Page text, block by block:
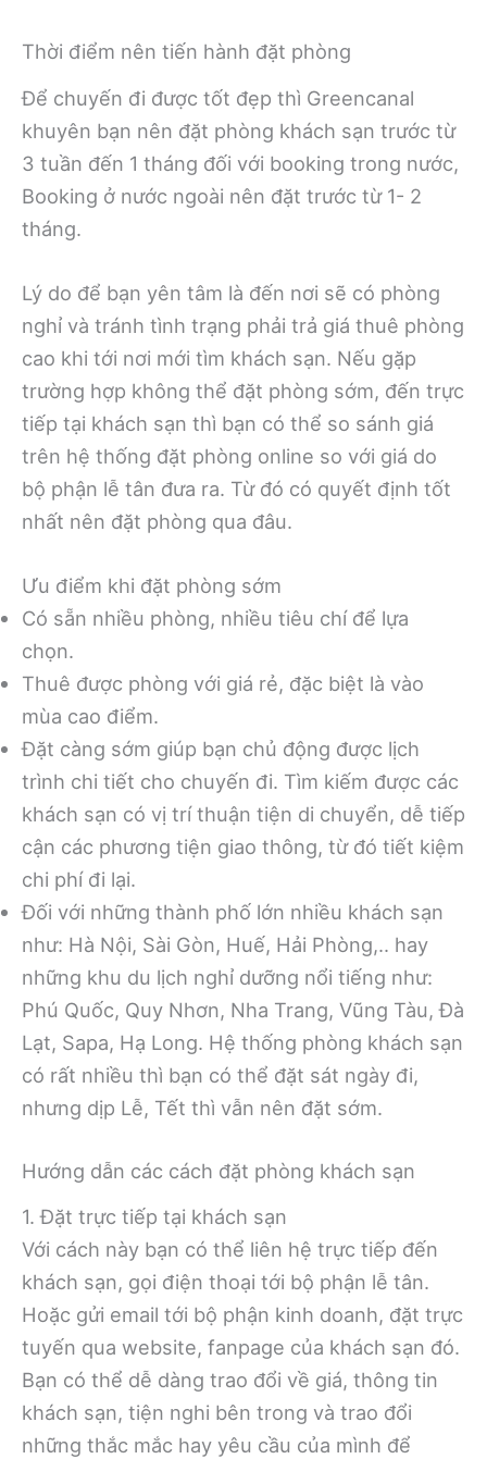
Thời điểm nên tiến hành đặt phòng
Để chuyến đi được tốt đẹp thì Greencanal
khuyên bạn nên đặt phòng khách sạn trước từ
3 tuần đến 1 tháng đối với booking trong nước,
Booking ở nước ngoài nên đặt trước từ 1- 2
tháng.
Lý do để bạn yên tâm là đến nơi sẽ có phòng
nghỉ và tránh tình trạng phải trả giá thuê phòng
cao khi tới nơi mới tìm khách sạn. Nếu gặp
trường hợp không thể đặt phòng sớm, đến trực
tiếp tại khách sạn thì bạn có thể so sánh giá
trên hệ thống đặt phòng online so với giá do
bộ phận lễ tân đưa ra. Từ đó có quyết định tốt
nhất nên đặt phòng qua đâu.
Ưu điểm khi đặt phòng sớm
Có sẵn nhiều phòng, nhiều tiêu chí để lựa
chọn.
Thuê được phòng với giá rẻ, đặc biệt là vào
mùa cao điểm.
Đặt càng sớm giúp bạn chủ động được lịch
trình chi tiết cho chuyến đi. Tìm kiếm được các
khách sạn có vị trí thuận tiện di chuyển, dễ tiếp
cận các phương tiện giao thông, từ đó tiết kiệm
chi phí đi lại.
Đối với những thành phố lớn nhiều khách sạn
như: Hà Nội, Sài Gòn, Huế, Hải Phòng,.. hay
những khu du lịch nghỉ dưỡng nổi tiếng như:
Phú Quốc, Quy Nhơn, Nha Trang, Vũng Tàu, Đà
Lạt, Sapa, Hạ Long. Hệ thống phòng khách sạn
có rất nhiều thì bạn có thể đặt sát ngày đi,
nhưng dịp Lễ, Tết thì vẫn nên đặt sớm.
Hướng dẫn các cách đặt phòng khách sạn
1. Đặt trực tiếp tại khách sạn
Với cách này bạn có thể liên hệ trực tiếp đến
khách sạn, gọi điện thoại tới bộ phận lễ tân.
Hoặc gửi email tới bộ phận kinh doanh, đặt trực
tuyến qua website, fanpage của khách sạn đó.
Bạn có thể dễ dàng trao đổi về giá, thông tin
khách sạn, tiện nghi bên trong và trao đổi
những thắc mắc hay yêu cầu của mình để